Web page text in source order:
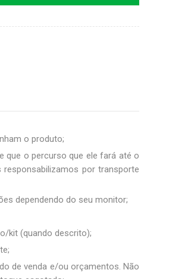
o produto;
que o percurso que ele fará até o
por transporte
dependendo do seu monitor;
kit (quando descrito);
de venda e/ou orçamentos. Não